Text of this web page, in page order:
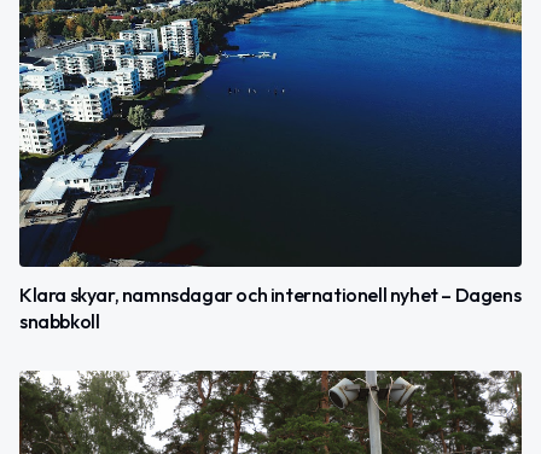
Klara skyar, namnsdagar och internationell nyhet – Dagens
snabbkoll